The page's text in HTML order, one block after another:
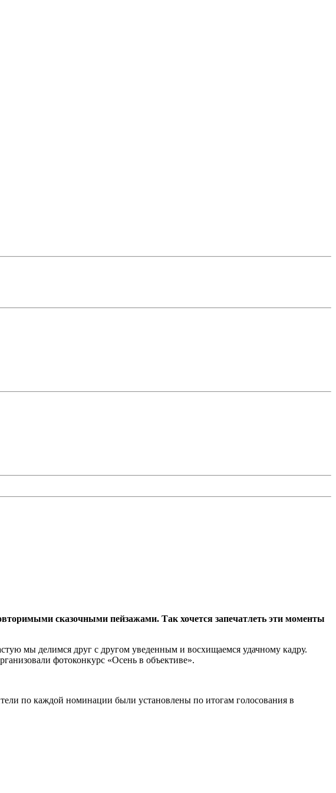
сказочными пейзажами. Так хочется запечатлеть эти моменты
мы делимся друг с другом уведенным и восхищаемся удачному кадру.
фотоконкурс «Осень в объективе».
по каждой номинации были установлены по итогам голосования в